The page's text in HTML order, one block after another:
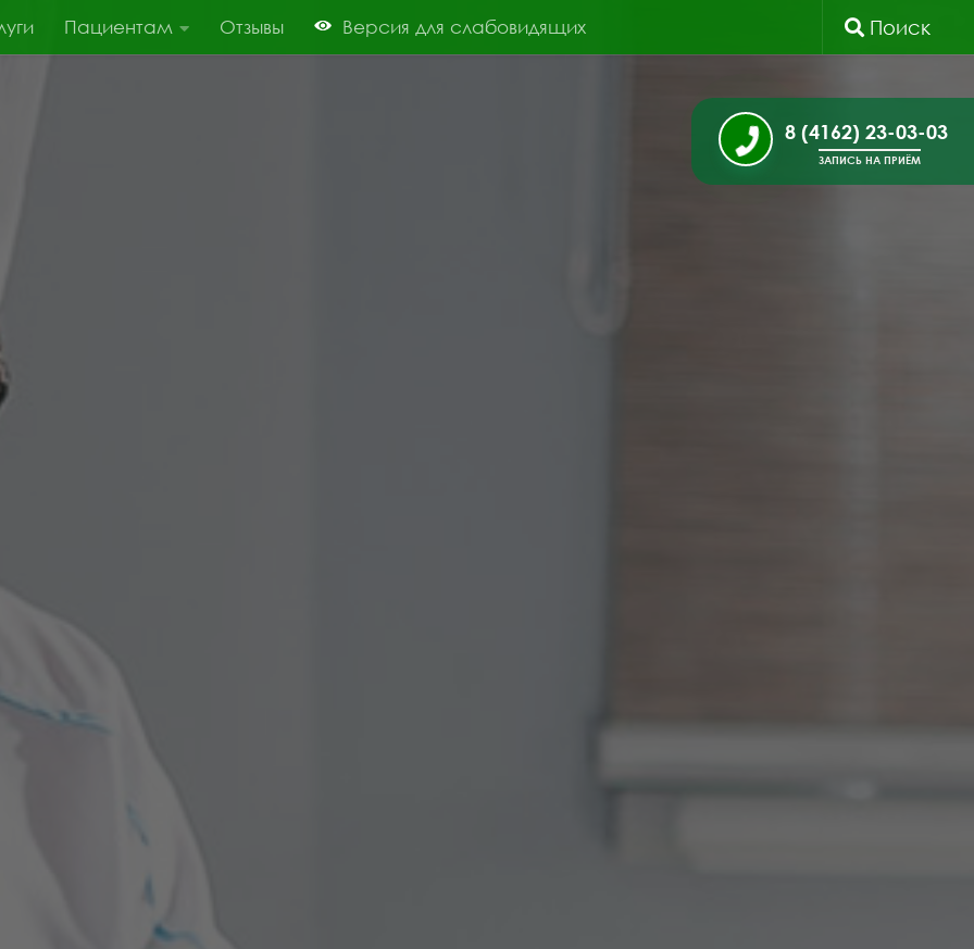
Пациентам Отзывы Версия для слабовидящих Поиск
8 (4162) 23-03-03
ЗАПИСЬ НА ПРИЁМ